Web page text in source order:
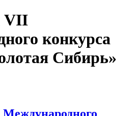
VII
конкурса
Сибирь»